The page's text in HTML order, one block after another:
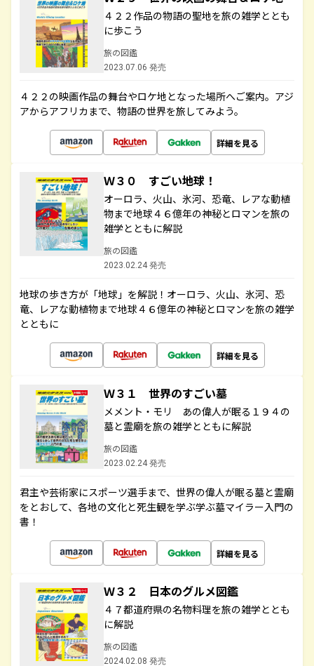
４２２作品の物語の聖地を旅の雑学ととも
に歩こう
旅の図鑑
2023.07.06 発売
４２２の映画作品の舞台やロケ地となった場所へご案内。アジ
アからアフリカまで、物語の世界を旅してみよう。
詳細を見る
Ｗ３０ すごい地球！
オーロラ、火山、氷河、恐竜、レアな動植
物まで地球４６億年の神秘とロマンを旅の
雑学とともに解説
旅の図鑑
2023.02.24 発売
地球の歩き方が「地球」を解説！オーロラ、火山、氷河、恐
竜、レアな動植物まで地球４６億年の神秘とロマンを旅の雑学
とともに
詳細を見る
Ｗ３１ 世界のすごい墓
メメント・モリ あの偉人が眠る１９４の
墓と霊廟を旅の雑学とともに解説
旅の図鑑
2023.02.24 発売
君主や芸術家にスポーツ選手まで、世界の偉人が眠る墓と霊廟
をとおして、各地の文化と死生観を学ぶ学ぶ墓マイラー入門の
書！
詳細を見る
Ｗ３２ 日本のグルメ図鑑
４７都道府県の名物料理を旅の雑学ととも
に解説
旅の図鑑
2024.02.08 発売